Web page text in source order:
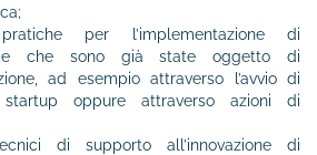
per l’implementazione di
che sono già state oggetto di
ad esempio attraverso l’avvio di
startup oppure attraverso azioni di
di supporto all’innovazione di